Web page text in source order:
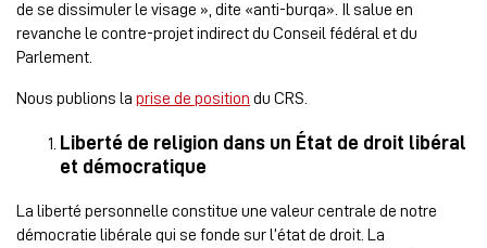
de se dissimuler le visage », dite «anti-burqa». Il salue en
revanche le contre-projet indirect du Conseil fédéral et du
Parlement.
Nous publions la prise de position du CRS.
Liberté de religion dans un État de droit libéral
et démocratique
La liberté personnelle constitue une valeur centrale de notre
démocratie libérale qui se fonde sur l’état de droit. La